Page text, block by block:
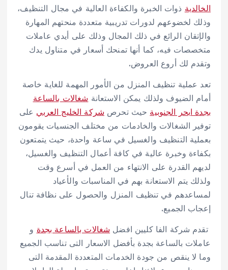
الخالدية ذوات الخبرة والكفاءة العالية في مجال التنظيف،
وذلك لخضوعهم لدورات تدريبية متعددة منحتهم المهارة
والإتقان الرائع في ذلك المجال وذلك على أيدي عاملات
متخصصات فيه، كما أنها تمنحك أسعار في متناول يدك
وتقدم لك أروع العروض.
تعد عملية تنظيف المنزل من الأمور المهمة للغاية خاصة
أمام الضيوف ولذلك يمكن الاستعانة شغالات بالساعة
بجدة ابحر الجنوبية حيث تحرص شركة الخليج العربي على
توفير الشغالات والخادمات من مختلف الجنسيات يقومون
بعملية التنظيف والغسيل في ساعة واحدة، حيث يتمتعون
بكفاءة وخبرة عالية في كافة أعمال التنظيف والغسيل،
لديهم القدرة على الانتهاء من العمل في أسرع وقت
ولذلك يتم الاستعانة بهم في المناسبات والأعياد
لمساعدهم في تنظيف المنزل والحصول على نظافة تنال
إعجاب الجميع.
تقدم شركة الفا كليين افضل شغالات بالساعة بجدة و
عاملات بالساعة بجدة بأفضل الاسعار التى تناسب الجميع
وما لا ينقص من جودة الخدمات المتعددة المقدمة التى